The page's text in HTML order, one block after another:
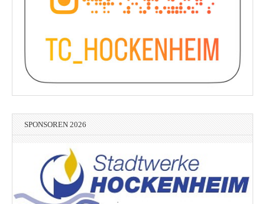
SPONSOREN 2026